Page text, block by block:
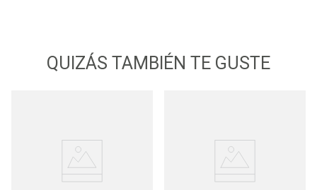
QUIZÁS TAMBIÉN TE GUSTE